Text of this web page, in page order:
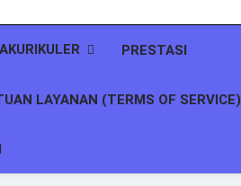
PRESTASI
LAYANAN (TERMS OF SERVICE)